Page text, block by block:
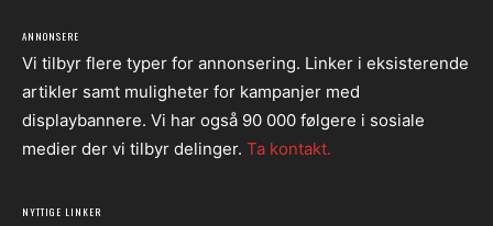
ANNONSERE
Vi tilbyr flere typer for annonsering. Linker i eksisterende
artikler samt muligheter for kampanjer med
displaybannere. Vi har også 90 000 følgere i sosiale
medier der vi tilbyr delinger. Ta kontakt.
NYTTIGE LINKER